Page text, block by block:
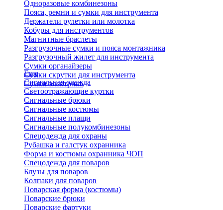
Одноразовые комбинезоны
Пояса, ремни и сумки для инструмента
Держатели рулетки или молотка
Кобуры для инструментов
Магнитные браслеты
Разгрузочные сумки и пояса монтажника
Разгрузочный жилет для инструмента
Сумки органайзеры
Сумки скрутки для инструмента
Сумки электрика
Еще
Сигнальная одежда
Светоотражающие куртки
Сигнальные брюки
Сигнальные костюмы
Сигнальные плащи
Сигнальные полукомбинезоны
Спецодежда для охраны
Рубашка и галстук охранника
Форма и костюмы охранника ЧОП
Спецодежда для поваров
Блузы для поваров
Колпаки для поваров
Поварская форма (костюмы)
Поварские брюки
Поварские фартуки